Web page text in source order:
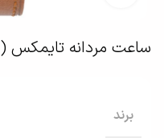
ساعت مردانه تایمکس (TIMEX) مدل TW2V74000
برند